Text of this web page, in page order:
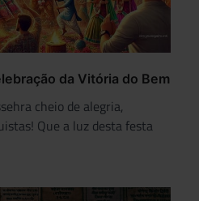
da Vitória do Bem
cheio de alegria,
Que a luz desta festa